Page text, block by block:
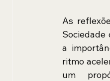
As
Sociedade
a
ritmo
um